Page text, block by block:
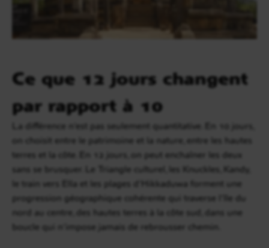
Ce que 12 jours changent
par rapport à 10
La différence n’est pas seulement quantitative. En 10 jours,
on choisit entre le patrimoine et la nature, entre les hautes
terres et la côte. En 12 jours, on peut enchaîner les deux
sans se brusquer. Le Triangle culturel, les Knuckles, Kandy,
le train vers Ella et les plages d’Hikkaduwa forment une
progression géographique cohérente qui traverse l’île du
nord au centre, des hautes terres à la côte sud, dans une
boucle qui n’impose jamais de rebrousser chemin.